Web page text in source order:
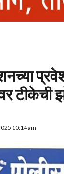
टीकेची
10:14 am